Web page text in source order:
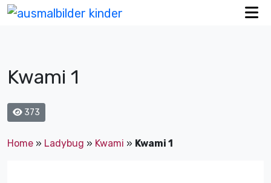
Kwami 1
373
Home » Ladybug » Kwami » Kwami 1